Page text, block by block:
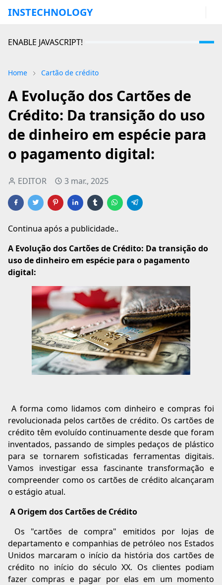
INSTECHNOLOGY
ENABLE JAVASCRIPT!
Home Cartão de crédito
A Evolução dos Cartões de
Crédito: Da transição do uso
de dinheiro em espécie para
o pagamento digital:
EDITOR 3 mar., 2025
Continua após a publicidade..
A Evolução dos Cartões de Crédito: Da transição do
uso de dinheiro em espécie para o pagamento
digital:
A forma como lidamos com dinheiro e compras foi
revolucionada pelos cartões de crédito. Os cartões de
crédito têm evoluído continuamente desde que foram
inventados, passando de simples pedaços de plástico
para se tornarem sofisticadas ferramentas digitais.
Vamos investigar essa fascinante transformação e
compreender como os cartões de crédito alcançaram
o estágio atual.
A Origem dos Cartões de Crédito
Os "cartões de compra" emitidos por lojas de
departamento e companhias de petróleo nos Estados
Unidos marcaram o início da história dos cartões de
crédito no início do século XX. Os clientes podiam
fazer compras e pagar por elas em um momento